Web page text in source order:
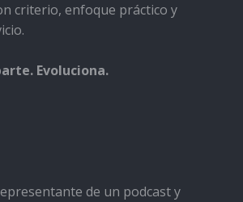
criterio, enfoque práctico y
Evoluciona.
de un podcast y